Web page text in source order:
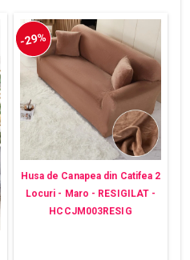
-29%
Husa de Canapea din Catifea 2
Locuri - Maro - RESIGILAT -
HCCJM003RESIG